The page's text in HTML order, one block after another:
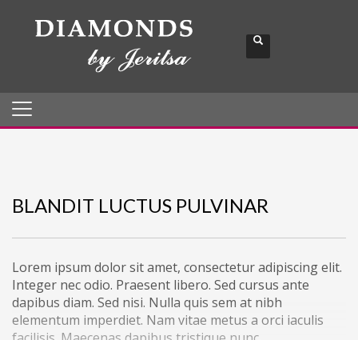
BLANDIT LUCTUS PULVINAR
Lorem ipsum dolor sit amet, consectetur adipiscing elit.
Integer nec odio. Praesent libero. Sed cursus ante
dapibus diam. Sed nisi. Nulla quis sem at nibh
elementum imperdiet. Nam vitae metus a orci iaculis